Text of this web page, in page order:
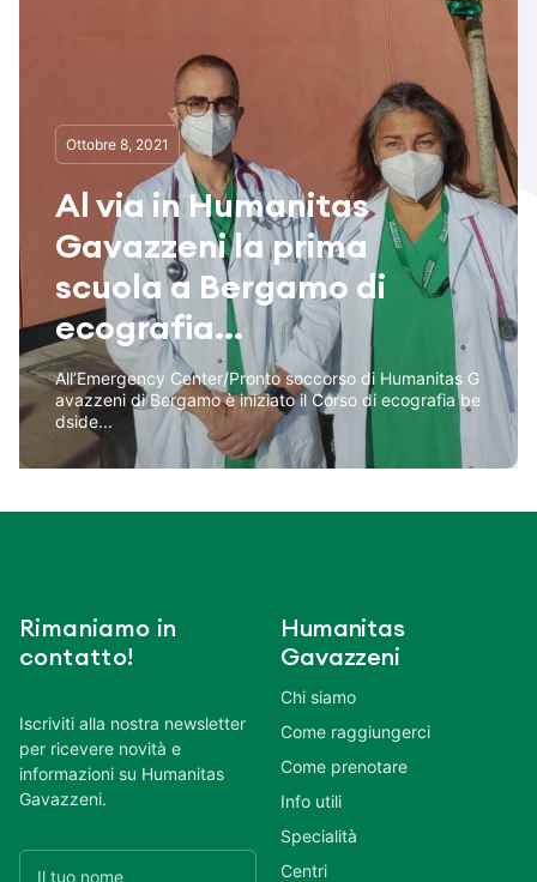
Ottobre 8, 2021
Al via in Humanitas
Gavazzeni la prima
scuola a Bergamo di
ecografia...
All’Emergency Center/Pronto soccorso di Humanitas G
avazzeni di Bergamo è iniziato il Corso di ecografia be
dside...
Rimaniamo in
contatto!
Iscriviti alla nostra newsletter
per ricevere novità e
informazioni su Humanitas
Gavazzeni.
Humanitas
Gavazzeni
Chi siamo
Come raggiungerci
Come prenotare
Info utili
Specialità
Centri